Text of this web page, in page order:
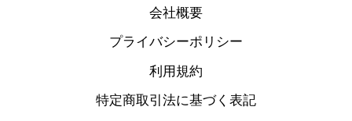
会社概要
プライバシーポリシー
利用規約
特定商取引法に基づく表記